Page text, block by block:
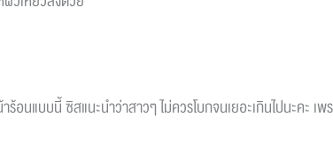
อนแบบนี้ ซิสแนะนำว่าสาวๆ ไม่ควรโบกจนเยอะเกินไปนะคะ